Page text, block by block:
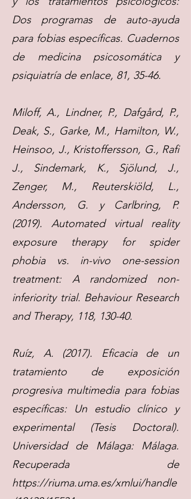
Dos programas de auto-ayuda
para fobias específicas. Cuadernos
de medicina psicosomática y
psiquiatría de enlace, 81, 35-46.
Miloff, A., Lindner, P., Dafgård, P.,
Deak, S., Garke, M., Hamilton, W.,
Heinsoo, J., Kristoffersson, G., Rafi
J., Sindemark, K., Sjölund, J.,
Zenger, M., Reuterskiöld, L.,
Andersson, G. y Carlbring, P.
(2019). Automated virtual reality
exposure therapy for spider
phobia vs. in-vivo one-session
treatment: A randomized non-
inferiority trial. Behaviour Research
and Therapy, 118, 130-40.
Ruíz, A. (2017). Eficacia de un
tratamiento de exposición
progresiva multimedia para fobias
específicas: Un estudio clínico y
experimental (Tesis Doctoral).
Universidad de Málaga: Málaga.
Recuperada de
https://riuma.uma.es/xmlui/handle